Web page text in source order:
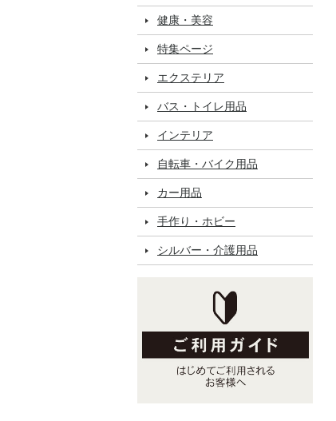
健康・美容
特集ページ
エクステリア
バス・トイレ用品
インテリア
自転車・バイク用品
カー用品
手作り・ホビー
シルバー・介護用品